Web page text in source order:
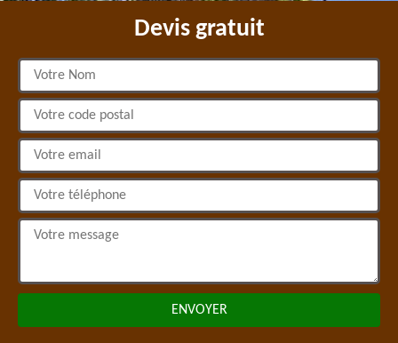
Devis gratuit